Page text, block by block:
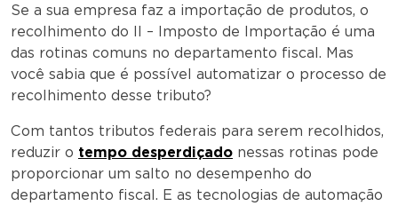
Se a sua empresa faz a importação de produtos, o
recolhimento do II – Imposto de Importação é uma
das rotinas comuns no departamento fiscal. Mas
você sabia que é possível automatizar o processo de
recolhimento desse tributo?
Com tantos tributos federais para serem recolhidos,
reduzir o tempo desperdiçado nessas rotinas pode
proporcionar um salto no desempenho do
departamento fiscal. E as tecnologias de automação